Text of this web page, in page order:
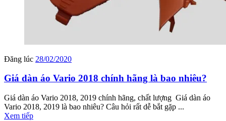
Đăng lúc 28/02/2020
Giá dàn áo Vario 2018 chính hãng là bao nhiêu?
Giá dàn áo Vario 2018, 2019 chính hãng, chất lượng Giá dàn áo
Vario 2018, 2019 là bao nhiêu? Câu hỏi rất dễ bắt gặp ...
Xem tiếp